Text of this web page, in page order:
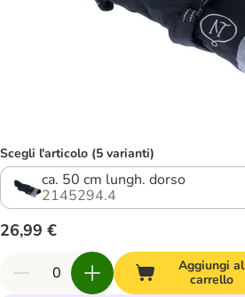
Scegli l'articolo (5 varianti)
ca. 50 cm lungh. dorso
2145294.4
26,99 €
Aggiungi al
carrello